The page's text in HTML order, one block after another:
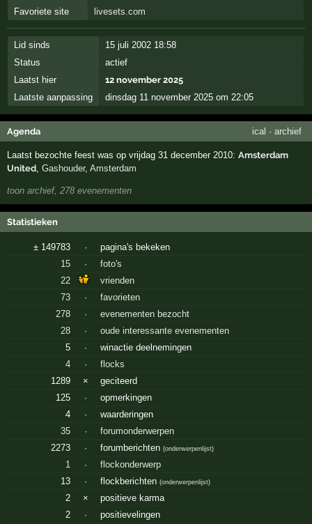
Favoriete site
livesets.com
Lid sinds
15 juli 2002 18:58
Status
actief
Laatst hier
12 november 2025
Laatste aanpassing
dinsdag 11 november 2025 om 22:05
Agenda ical · archief
Laatst bezochte feest was op vrijdag 31 december 2010:Amsterdam
United,Gashouder,Amsterdam
toon archief, 278 evenementen
Statistieken
± 149783 ·
pagina's bekeken
15
·
foto's
22
vrienden
73
·
favorieten
278
·
evenementen bezocht
28
·
oude interessante evenementen
5
·
winactie deelnemingen
4
·
flocks
1289
×
geciteerd
125
·
opmerkingen
4
·
waarderingen
35
·
forumonderwerpen
2273
· forumberichten(onderwerpenlijst)
1 ·
flockonderwerp
13
· flockberichten(onderwerpenlijst)
2 ×
positieve karma
2
· positievelingen